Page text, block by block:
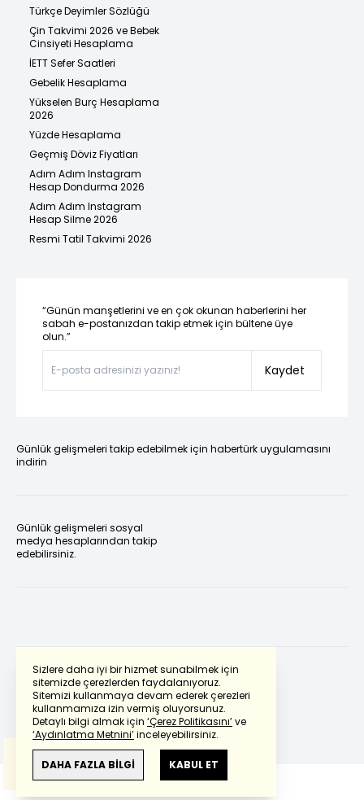
Sizlere daha iyi bir hizmet sunabilmek için
sitemizde çerezlerden faydalanıyoruz.
Sitemizi kullanmaya devam ederek çerezleri
kullanmamıza izin vermiş oluyorsunuz.
Detaylı bilgi almak için ‘Çerez Politikasını’ve
‘Aydınlatma Metnini’inceleyebilirsiniz.
DAHA FAZLA BİLGİ KABUL ET
Türkçe Deyimler Sözlüğü
Çin Takvimi 2026 ve Bebek
Cinsiyeti Hesaplama
İETT Sefer Saatleri
Gebelik Hesaplama
Yükselen Burç Hesaplama
2026
Yüzde Hesaplama
Geçmiş Döviz Fiyatları
Adım Adım Instagram
Hesap Dondurma 2026
Adım Adım Instagram
Hesap Silme 2026
Resmi Tatil Takvimi 2026
“Günün manşetlerini ve en çok okunan haberlerini her
sabah e-postanızdan takip etmek için bültene üye
olun.”
Kaydet
Günlük gelişmeleri takip edebilmek için habertürk uygulamasını
indirin
Günlük gelişmeleri sosyal
medya hesaplarından takip
edebilirsiniz.
Powered by Translate
Bu çevirideGoogle Transletekullanılmıştır.
Anlam ve çeviri hatalarından
haberturk.com
sorumlu değildir.